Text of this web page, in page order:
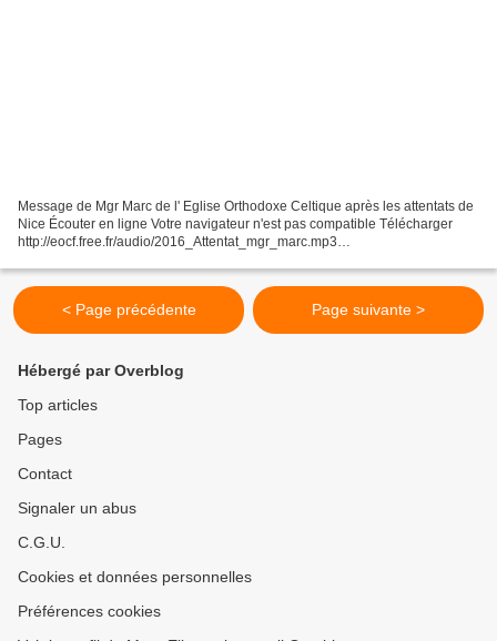
Message de Mgr Marc de l' Eglise Orthodoxe Celtique après les attentats de
Nice Écouter en ligne Votre navigateur n'est pas compatible Télécharger
http://eocf.free.fr/audio/2016_Attentat_mgr_marc.mp3
___________________________________________________________
____________________________...
< Page précédente Page suivante >
Hébergé par Overblog
Top articles
Pages
Contact
Signaler un abus
C.G.U.
Cookies et données personnelles
Préférences cookies